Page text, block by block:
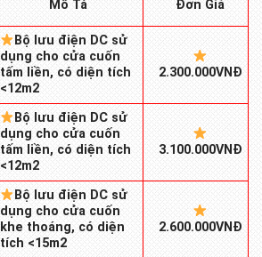
Mô Tả Đơn Giá
Bộ lưu điện DC sử
dụng cho cửa cuốn
tấm liền, có diện tích
<12m2
2.300.000VNĐ
Bộ lưu điện DC sử
dụng cho cửa cuốn
tấm liền, có diện tích
<12m2
3.100.000VNĐ
Bộ lưu điện DC sử
dụng cho cửa cuốn
khe thoáng, có diện
tích <15m2
2.600.000VNĐ